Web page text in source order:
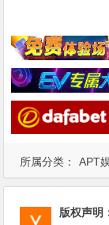
所属分类： APT
版权声明